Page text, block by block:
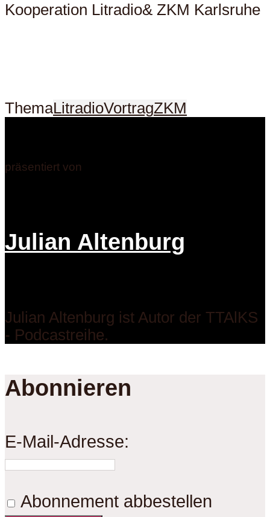
Kooperation Litradio& ZKM Karlsruhe
ThemaLitradioVortragZKM
präsentiert von
Julian Altenburg
Julian Altenburg ist Autor der TTAlKS
- Podcastreihe.
Abonnieren
E-Mail-Adresse:
Abonnement abbestellen